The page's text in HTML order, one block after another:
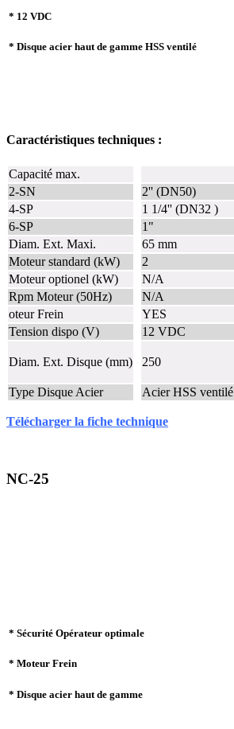
* 12 VDC
* Disque acier haut de gamme HSS ventilé
Caractéristiques techniques :
Capacité max.
2-SN
2'' (DN50)
4-SP
1 1/4'' (DN32 )
6-SP
1"
Diam. Ext. Maxi.
65 mm
Moteur standard (kW)
2
Moteur optionel (kW)
N/A
Rpm Moteur (50Hz)
N/A
oteur Frein
YES
Tension dispo (V)
12 VDC
Diam. Ext. Disque (mm) 250
Type Disque Acier Acier HSS ventilé
Télécharger la fiche technique
NC-25
* Sécurité Opérateur optimale
* Moteur Frein
* Disque acier haut de gamme